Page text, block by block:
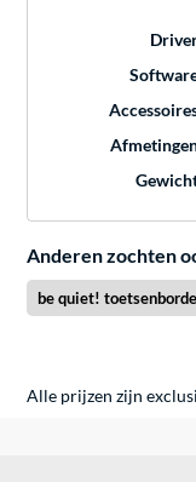
Anderen zochten
be quiet!
Alle prijzen zijn